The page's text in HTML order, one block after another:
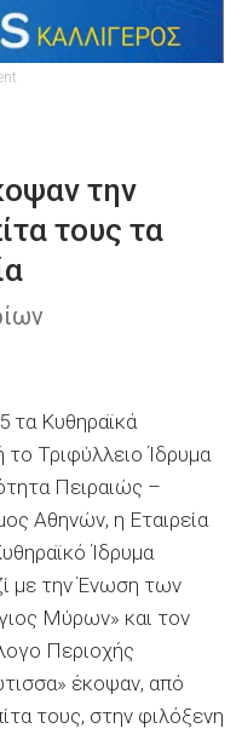
την
τους τα
τα Κυθηραϊκά
το Τριφύλλειο Ίδρυμα
Πειραιώς –
Αθηνών, η Εταιρεία
Ίδρυμα
με την Ένωση των
Μύρων» και τον
Περιοχής
έκοψαν, από
τους, στην φιλόξενη